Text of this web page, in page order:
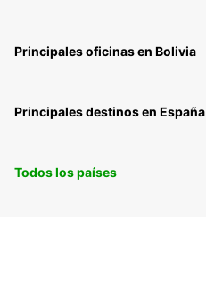
Principales oficinas en Bolivia
Principales destinos en España
Todos los países